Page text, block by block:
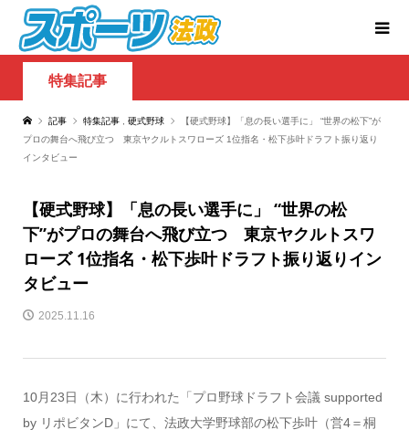
特集記事
記事 特集記事 硬式野球
【硬式野球】「息の長い選手に」 “世界の松下”が
プロの舞台へ飛び立つ 東京ヤクルトスワローズ 1位指名・松下歩叶ドラフト振り返り
インタビュー
【硬式野球】「息の長い選手に」 “世界の松
下”がプロの舞台へ飛び立つ 東京ヤクルトスワ
ローズ 1位指名・松下歩叶ドラフト振り返りイン
タビュー
2025.11.16
10月23日（木）に行われた「プロ野球ドラフト会議 supported
by リポビタンD」にて、法政大学野球部の松下歩叶（営4＝桐